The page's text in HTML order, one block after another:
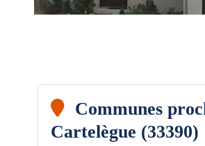
Communes
Cartelègue (33390)